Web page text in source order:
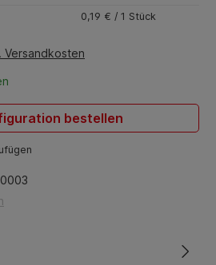
0,19 € / 1 Stück
Versandkosten
bestellen